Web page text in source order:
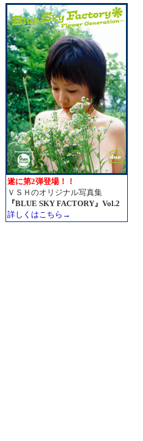
遂に第2弾登場！！
ＶＳＨのオリジナル写真集
『BLUE SKY FACTORY』Vol.2
詳しくはこちら→